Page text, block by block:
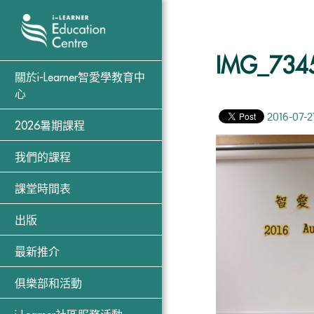
關於i-Learner智愛學教育中
心
2026暑期課程
我們的課程
課堂時間表
出版
最新推介
俱樂部和活動
2016-07-